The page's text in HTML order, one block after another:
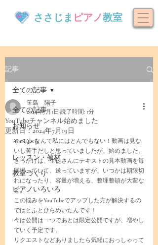
ささじま ピアノ教室
記事
全ての記事
お知らせ
イベント
レッスン・教材
教室づくり
ピアノいろいろ
全ての記事
YouTubeチャンネル始めました
笹島 陽子
2024年7月1日 読了時間: 1分
更新日：2024年7月19日
YouTubeなんて私にはとんでもない！動画は見な
いし苦手だしと思っていましたが、始めました。
きっかけは、生徒さんにテキストの見本動画を毎
回撮っていて、送っていますが、いつかは期限切
れになったり、容量が増える、整理整頓が大変な
ど。
この悩みをYouTubeでアップした方が解決するの
ではとふとひらめいたんです！
今は公開は一つであとは限定公開ですが、増やし
ていく予定です。
リクエストなどありましたら気軽におっしゃって